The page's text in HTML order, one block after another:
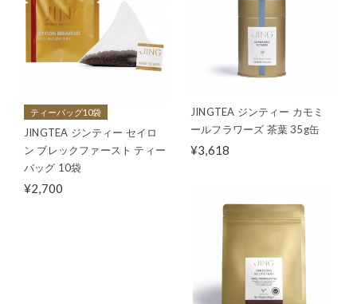
ティーバッグ10袋
JINGTEA ジンティー セイロ
ン ブレックファースト ティー
バッグ 10袋
¥2,700
JINGTEA ジンティー カモミ
ールフラワーズ 茶葉 35g缶
¥3,618